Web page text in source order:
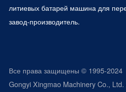
литиевых батарей машина для
завод-производитель.
Все права защищены © 1995-2024
Gongyi Xingmao Machinery Co.,